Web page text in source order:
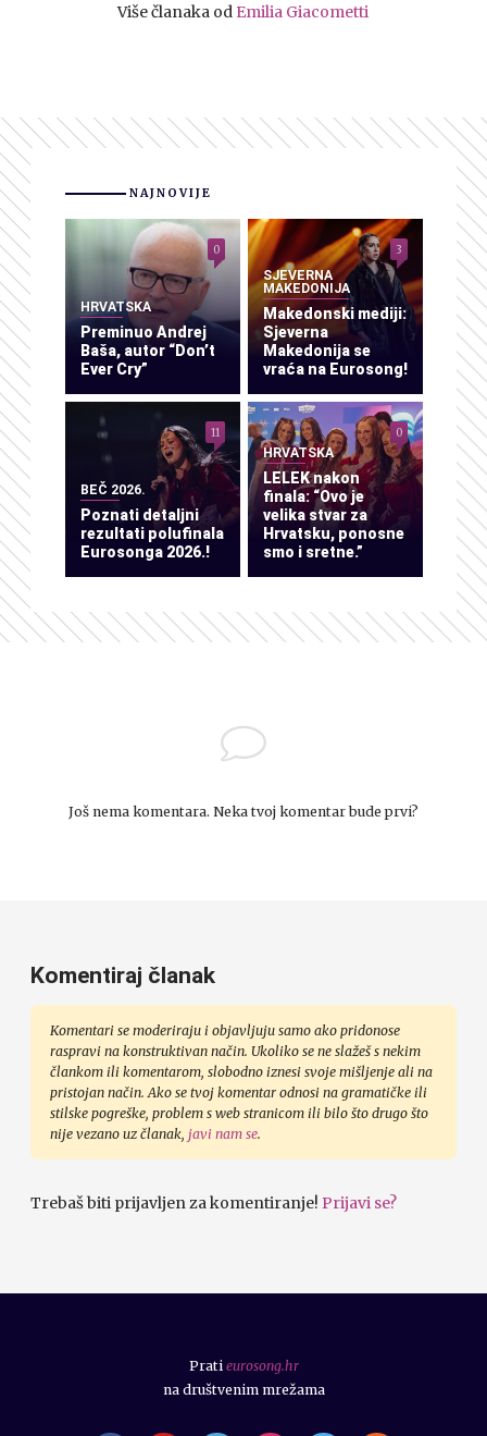
Više članaka od Emilia Giacometti
NAJNOVIJE
HRVATSKA
Preminuo Andrej
Baša, autor “Don’t
Ever Cry”
0
SJEVERNA
MAKEDONIJA
Makedonski mediji:
Sjeverna
Makedonija se
vraća na Eurosong!
3
BEČ 2026.
Poznati detaljni
rezultati polufinala
Eurosonga 2026.!
11
HRVATSKA
LELEK nakon
finala: “Ovo je
velika stvar za
Hrvatsku, ponosne
smo i sretne.”
0
Još nema komentara. Neka tvoj komentar bude prvi?
Komentiraj članak
Komentari se moderiraju i objavljuju samo ako pridonose
raspravi na konstruktivan način. Ukoliko se ne slažeš s nekim
člankom ili komentarom, slobodno iznesi svoje mišljenje ali na
pristojan način. Ako se tvoj komentar odnosi na gramatičke ili
stilske pogreške, problem s web stranicom ili bilo što drugo što
nije vezano uz članak, javi nam se.
Trebaš biti prijavljen za komentiranje! Prijavi se?
Prati eurosong.hr
na društvenim mrežama